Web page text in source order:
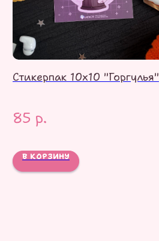
Стикерпак 10х10 "Горгулья"
85 р.
В КОРЗИНУ